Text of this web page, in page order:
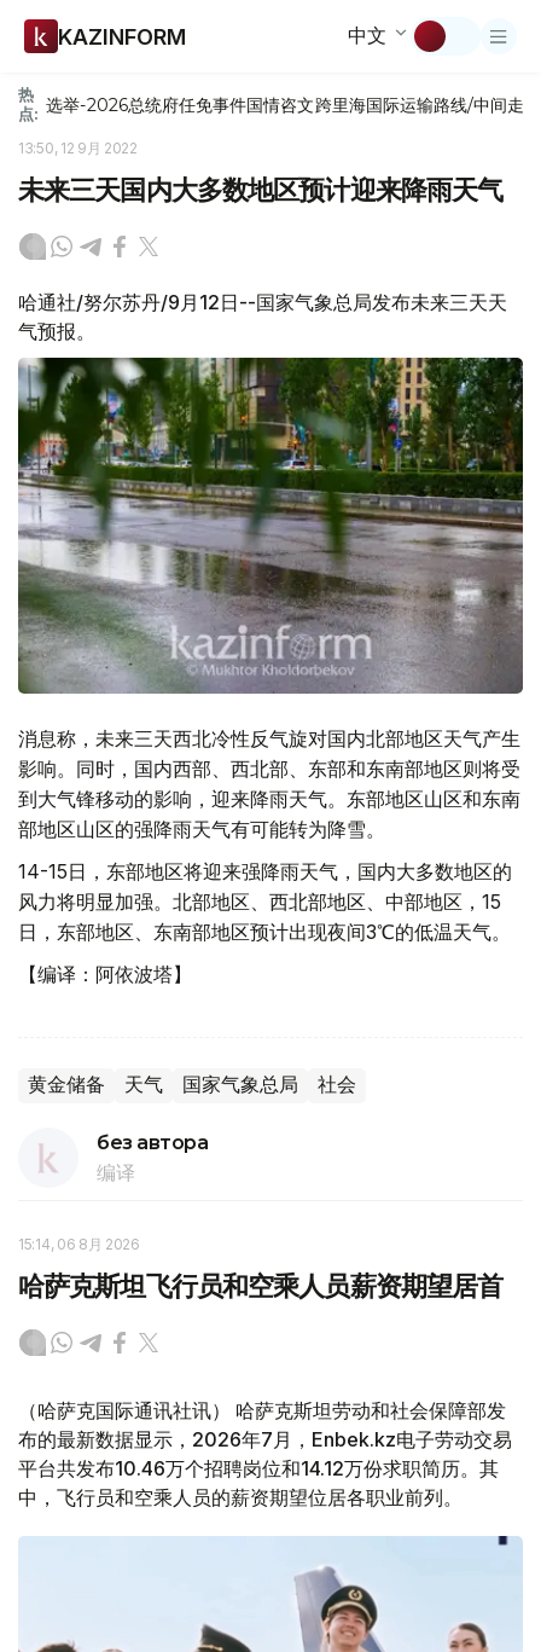
KAZINFORM 中文
热
点: 选举-2026总统府任免事件国情咨文跨里海国际运输路线/中间走廊
13:50, 12 9月 2022
未来三天国内大多数地区预计迎来降雨天气
哈通社/努尔苏丹/9月12日--国家气象总局发布未来三天天
气预报。
消息称，未来三天西北冷性反气旋对国内北部地区天气产生
影响。同时，国内西部、西北部、东部和东南部地区则将受
到大气锋移动的影响，迎来降雨天气。东部地区山区和东南
部地区山区的强降雨天气有可能转为降雪。
14-15日，东部地区将迎来强降雨天气，国内大多数地区的
风力将明显加强。北部地区、西北部地区、中部地区，15
日，东部地区、东南部地区预计出现夜间3℃的低温天气。
【编译：阿依波塔】
黄金储备 天气 国家气象总局 社会
без автора
编译
15:14, 06 8月 2026
哈萨克斯坦飞行员和空乘人员薪资期望居首
（哈萨克国际通讯社讯） 哈萨克斯坦劳动和社会保障部发
布的最新数据显示，2026年7月，Enbek.kz电子劳动交易
平台共发布10.46万个招聘岗位和14.12万份求职简历。其
中，飞行员和空乘人员的薪资期望位居各职业前列。